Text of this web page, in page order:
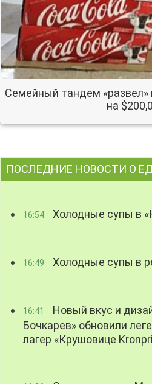
Семейный тандем «развел»
на
ПОСЛЕДНИЕ НОВОСТИ О
16:54 Холодные супы в
16:49 Холодные супы в
16:41
Новый вкус и
Бочкарев» обновили
лагер «Крушовице